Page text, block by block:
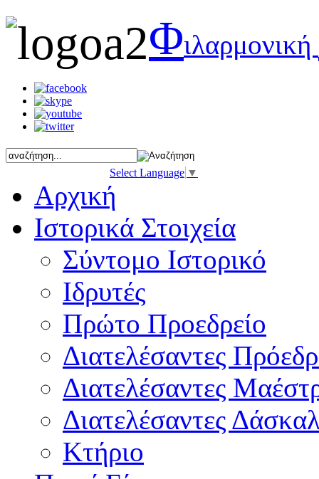
Φιλαρμονική
Select Language ▼
Αρχική
Ιστορικά Στοιχεία
Σύντομο Ιστορικό
Ιδρυτές
Πρώτο Προεδρείο
Διατελέσαντες
Διατελέσαντες
Διατελέσαντες
Κτήριο